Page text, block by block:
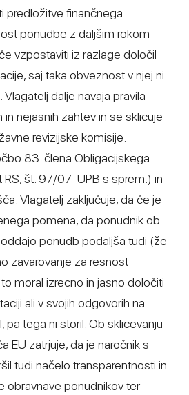
predložitve finančnega
ponudbe z daljšim rokom
vzpostaviti iz razlage določil
saj taka obveznost v njej ni
dalje navaja pravila
nejasnih zahtev in se sklicuje
revizijske komisije.
83. člena Obligacijskega
RS, št. 97/07-UPB s sprem.) in
Vlagatelj zaključuje, da če je
pomena, da ponudnik ob
ponudb podaljša tudi (že
zavarovanje za resnost
moral izrecno in jasno določiti
ali v svojih odgovorih na
pa tega ni storil. Ob sklicevanju
EU zatrjuje, da je naročnik s
tudi načelo transparentnosti in
obravnave ponudnikov ter